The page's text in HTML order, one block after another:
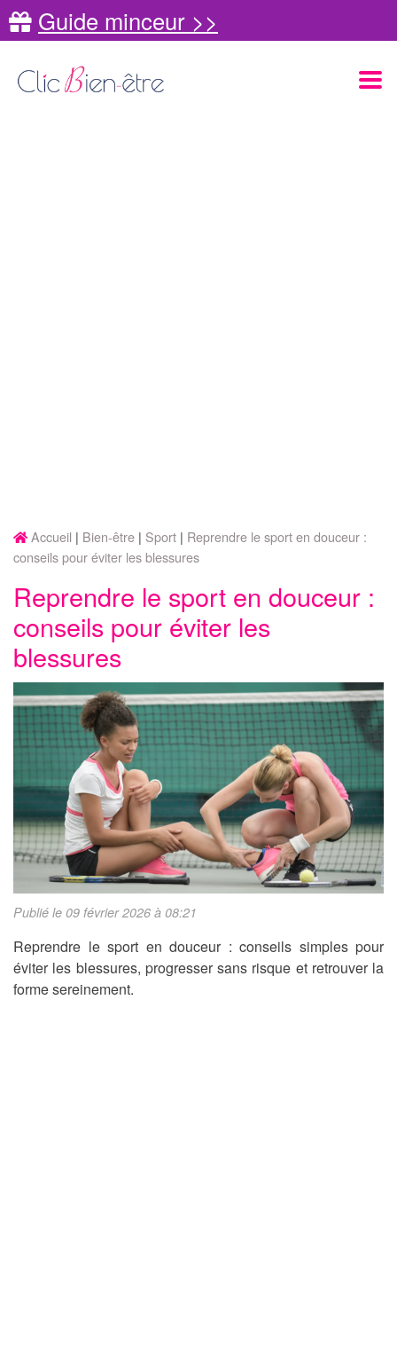
Guide minceur >>
Accueil Bien-être Sport
Reprendre le sport en douceur :
conseils pour éviter les blessures
Reprendre le sport en douceur :
conseils pour éviter les
blessures
Publié le 09 février 2026 à 08:21
Reprendre le sport en douceur : conseils simples pour
éviter les blessures, progresser sans risque et retrouver la
forme sereinement.